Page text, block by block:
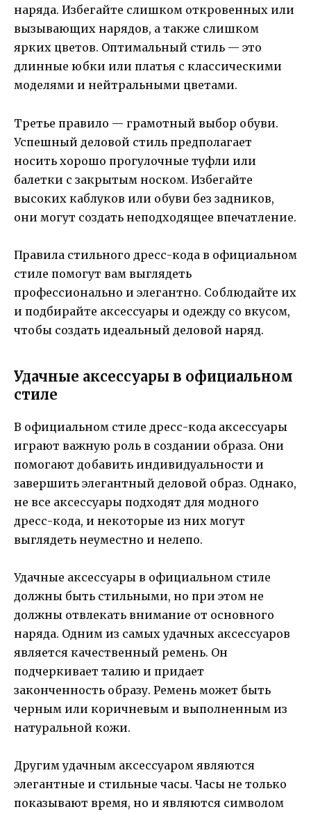
наряда. Избегайте слишком откровенных или
вызывающих нарядов, а также слишком
ярких цветов. Оптимальный стиль — это
длинные юбки или платья с классическими
моделями и нейтральными цветами.
Третье правило — грамотный выбор обуви.
Успешный деловой стиль предполагает
носить хорошо прогулочные туфли или
балетки с закрытым носком. Избегайте
высоких каблуков или обуви без задников,
они могут создать неподходящее впечатление.
Правила стильного дресс-кода в официальном
стиле помогут вам выглядеть
профессионально и элегантно. Соблюдайте их
и подбирайте аксессуары и одежду со вкусом,
чтобы создать идеальный деловой наряд.
Удачные аксессуары в официальном
стиле
В официальном стиле дресс-кода аксессуары
играют важную роль в создании образа. Они
помогают добавить индивидуальности и
завершить элегантный деловой образ. Однако,
не все аксессуары подходят для модного
дресс-кода, и некоторые из них могут
выглядеть неуместно и нелепо.
Удачные аксессуары в официальном стиле
должны быть стильными, но при этом не
должны отвлекать внимание от основного
наряда. Одним из самых удачных аксессуаров
является качественный ремень. Он
подчеркивает талию и придает
законченность образу. Ремень может быть
черным или коричневым и выполненным из
натуральной кожи.
Другим удачным аксессуаром являются
элегантные и стильные часы. Часы не только
показывают время, но и являются символом